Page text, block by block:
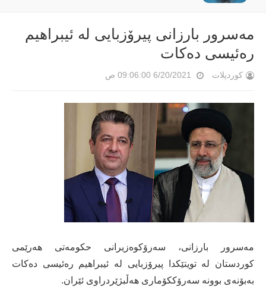
مەسرور بارزانی پیرۆزبایی لە ئیبراهیم
رەئیسی دەکات
کوردپلات 6/20/2021 09:06:00 ص
مەسرور بارزانی، سەرۆکوەزیرانی حکومەتی هەرێمی
کوردستان لە تویتێکدا پیرۆزبایی لە ئیبراهیم رەئیسی دەکات
بەبۆنەی بوونە سەرۆککۆماری هەڵبژێردراوی ئێران.